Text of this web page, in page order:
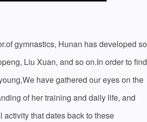
gymnastics, Hunan has developed so
Liu Xuan, and so on.In order to find
have gathered our eyes on the
of her training and daily life, and
that dates back to these